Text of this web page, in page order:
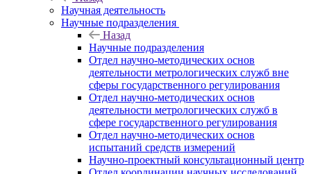
Научная деятельность
Научные подразделения
Назад
Научные подразделения
Отдел научно-методических основ
деятельности метрологических служб вне
сферы государственного регулирования
Отдел научно-методических основ
деятельности метрологических служб в
сфере государственного регулирования
Отдел научно-методических основ
испытаний средств измерений
Научно-проектный консультационный центр